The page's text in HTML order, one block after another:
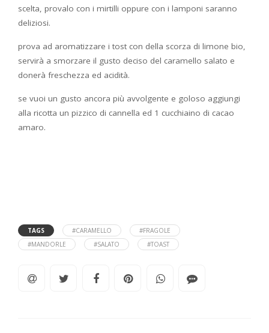
scelta, provalo con i mirtilli oppure con i lamponi saranno
deliziosi.
prova ad aromatizzare i tost con della scorza di limone bio,
servirà a smorzare il gusto deciso del caramello salato e
donerà freschezza ed acidità.
se vuoi un gusto ancora più avvolgente e goloso aggiungi
alla ricotta un pizzico di cannella ed 1 cucchiaino di cacao
amaro.
TAGS #CARAMELLO
#FRAGOLE
#MANDORLE
#SALATO #TOAST